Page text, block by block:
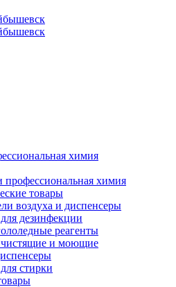
химия
профессиональная химия
товары
воздуха и диспенсеры
дезинфекции
реагенты
чистящие и моющие
стирки